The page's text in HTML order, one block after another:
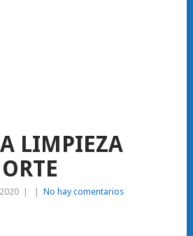
LIMPIEZA
No hay comentarios